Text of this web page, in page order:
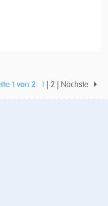
1 von 2 1 2 Nächste